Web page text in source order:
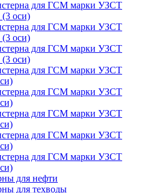
для ГСМ марки УЗСТ
оси)
для ГСМ марки УЗСТ
оси)
для ГСМ марки УЗСТ
оси)
для ГСМ марки УЗСТ
для ГСМ марки УЗСТ
для ГСМ марки УЗСТ
для ГСМ марки УЗСТ
для ГСМ марки УЗСТ
для нефти
для техводы